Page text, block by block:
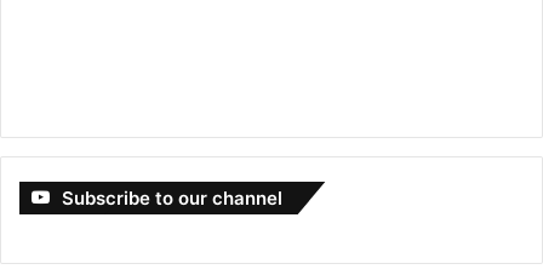
Subscribe to our channel